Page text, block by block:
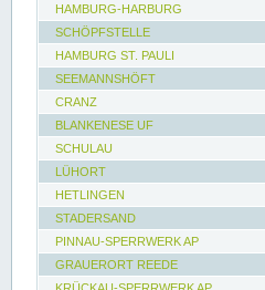
HAMBURG-HARBURG
SCHÖPFSTELLE
HAMBURG ST. PAULI
SEEMANNSHÖFT
CRANZ
BLANKENESE UF
SCHULAU
LÜHORT
HETLINGEN
STADERSAND
PINNAU-SPERRWERK AP
GRAUERORT REEDE